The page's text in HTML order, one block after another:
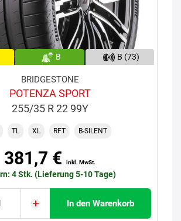
B B (73)
BRIDGESTONE
POTENZA SPORT
255/35 R 22 99Y
TL XL RFT B-SILENT
381,7 € inkl. MwSt.
4 Stk. (Lieferung 5-10 Tage)
In den Warenkorb